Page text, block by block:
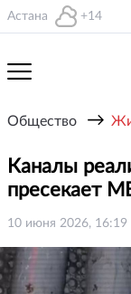
Астана +14
Общество →
Каналы
пресекает
10 июня 2026, 16:19